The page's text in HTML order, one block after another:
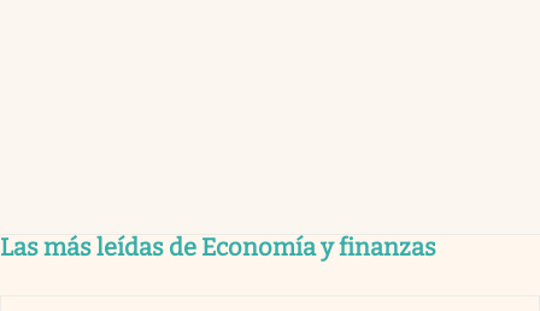
Las más leídas de Economía y finanzas